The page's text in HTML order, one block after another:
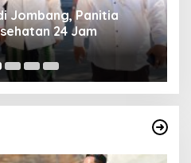
Daerah Jadikan
Penggerak Ekonomi
6, 2026